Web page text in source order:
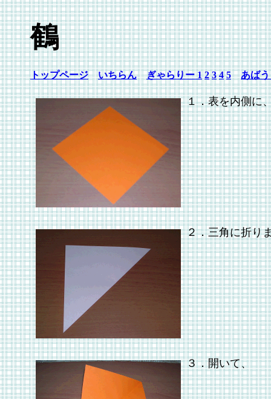
鶴
トップページ いちらん ぎゃらりー 1 2 3 4 5 あば
１．表を内側に
２．三角に折り
３．開いて、